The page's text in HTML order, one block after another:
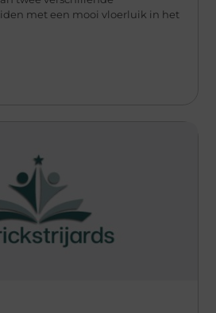
met een mooi vloerluik in het